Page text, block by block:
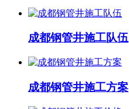
成都钢管井施工队伍
成都钢管井施工方案